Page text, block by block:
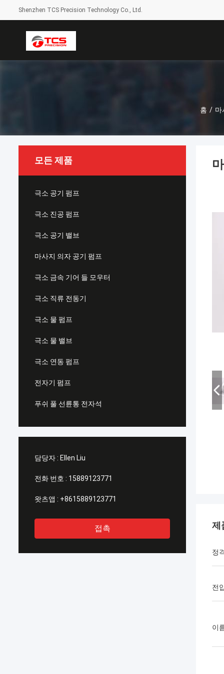
Shenzhen TCS Precision Technology Co., Ltd.
홈 / 마
모든 제품
극소 공기 펌프
극소 진공 펌프
극소 공기 밸브
마사지 의자 공기 펌프
극소 금속 기어 들 모우터
극소 직류 전동기
극소 물 펌프
극소 물 밸브
극소 연동 펌프
전자기 펌프
푸쉬 풀 선륜통 전자석
담당자 : Ellen Liu
전화 번호 : 15889123771
왓츠앱 : +8615889123771
접촉 제
정
전
이